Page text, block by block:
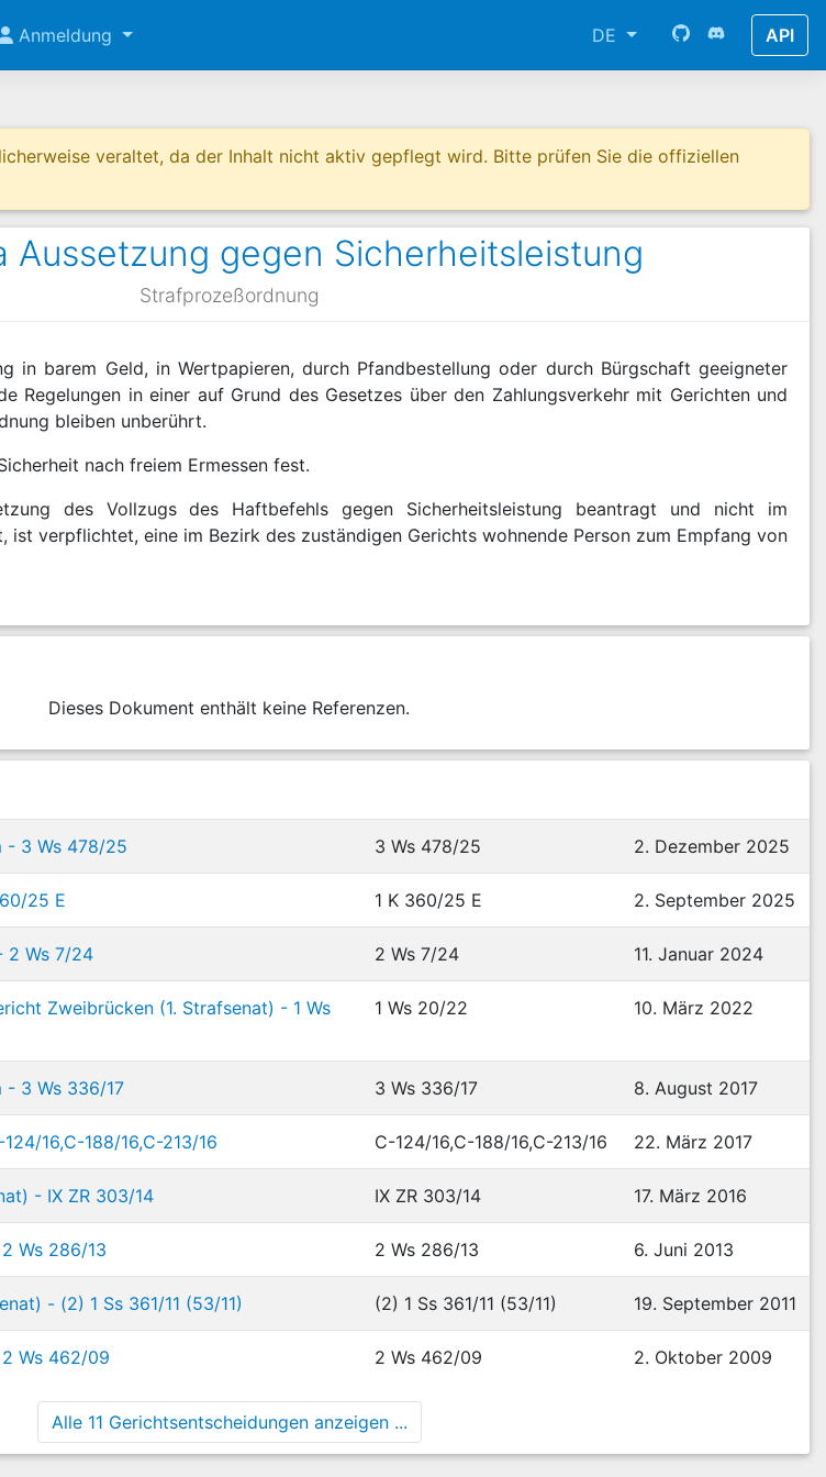
Anmeldung DE API
veraltet, da der Inhalt nicht aktiv gepflegt wird. Bitte prüfen Sie die offiziellen
Aussetzung gegen Sicherheitsleistung
Strafprozeßordnung
in barem Geld, in Wertpapieren, durch Pfandbestellung oder durch Bürgschaft geeigneter
Regelungen in einer auf Grund des Gesetzes über den Zahlungsverkehr mit Gerichten und
bleiben unberührt.
nach freiem Ermessen fest.
des Vollzugs des Haftbefehls gegen Sicherheitsleistung beantragt und nicht im
ist verpflichtet, eine im Bezirk des zuständigen Gerichts wohnende Person zum Empfang von
Dieses Dokument enthält keine Referenzen.
- 3 Ws 478/25 3 Ws 478/25 2. Dezember 2025
25 E 1 K 360/25 E 2. September 2025
2 Ws 7/24 2 Ws 7/24 11. Januar 2024
Zweibrücken (1. Strafsenat) - 1 Ws
1 Ws 20/22 10. März 2022
- 3 Ws 336/17 3 Ws 336/17 8. August 2017
16,C-188/16,C-213/16 C-124/16,C-188/16,C-213/16 22. März 2017
- IX ZR 303/14 IX ZR 303/14 17. März 2016
Ws 286/13 2 Ws 286/13 6. Juni 2013
- (2) 1 Ss 361/11 (53/11) (2) 1 Ss 361/11 (53/11) 19. September 2011
Ws 462/09 2 Ws 462/09 2. Oktober 2009
Alle 11 Gerichtsentscheidungen anzeigen ...